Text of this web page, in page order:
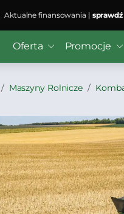
finansowania |sprawdź
Oferta Promocje
Maszyny Rolnicze